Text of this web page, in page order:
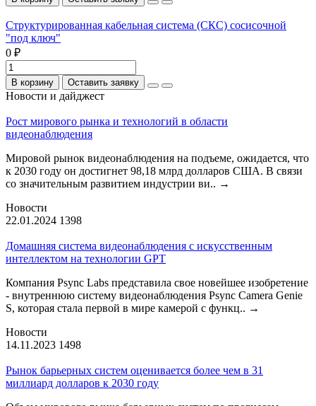
Структурированная кабельная система (СКС) сосисочной
"под ключ"
0 ₽
В корзину Оставить заявку
Новости и дайджест
Рост мирового рынка и технологий в области
видеонаблюдения
Мировой рынок видеонаблюдения на подъеме, ожидается, что
к 2030 году он достигнет 98,18 млрд долларов США. В связи
со значительным развитием индустрии ви.. →
Новости
22.01.2024 1398
Домашняя система видеонаблюдения с искусственным
интеллектом на технологии GPT
Компания Psync Labs представила свое новейшее изобретение
- внутреннюю систему видеонаблюдения Psync Camera Genie
S, которая стала первой в мире камерой с функц.. →
Новости
14.11.2023 1498
Рынок барьерных систем оценивается более чем в 31
миллиард долларов к 2030 году